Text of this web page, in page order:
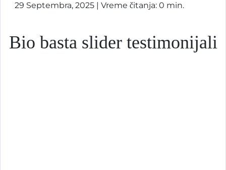
29 Septembra, 2025 | Vreme čitanja: 0 min.
Bio basta slider testimonijali